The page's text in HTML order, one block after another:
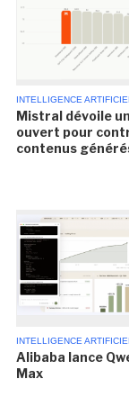
INTELLIGENCE
Mistral dévoile
ouvert pour
contenus
INTELLIGENCE
Alibaba lance
Max